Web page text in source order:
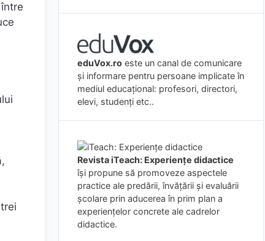
eduVox.ro este un canal de comunicare
și informare pentru persoane implicate în
mediul educațional: profesori, directori,
elevi, studenți etc..
Revista iTeach: Experienţe didactice
îşi propune să promoveze aspectele
practice ale predării, învăţării şi evaluării
şcolare prin aducerea în prim plan a
experienţelor concrete ale cadrelor
didactice.